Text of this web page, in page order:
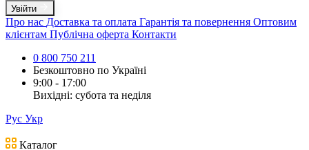
Увійти
Про нас Доставка та оплата Гарантія та повернення Оптовим
клієнтам Публічна оферта Контакти
0 800 750 211
Безкоштовно по Україні
9:00 - 17:00
Вихідні: субота та неділя
Рус Укр
Каталог